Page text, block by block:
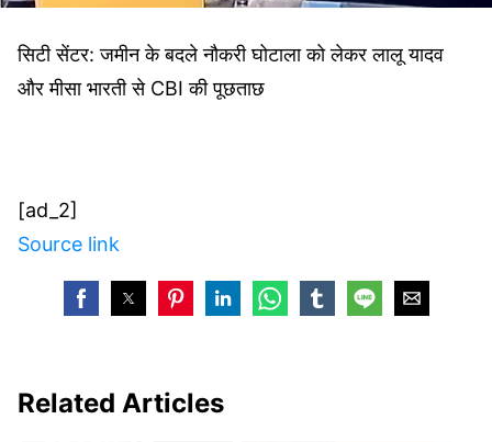
सिटी सेंटर: जमीन के बदले नौकरी घोटाला को लेकर लालू यादव
और मीसा भारती से CBI की पूछताछ
[ad_2]
Source link
Related Articles